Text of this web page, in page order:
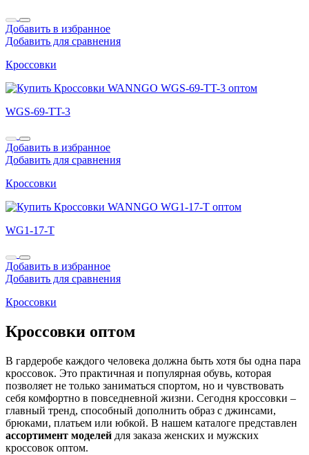
Добавить в избранное
Добавить для сравнения
Кроссовки
WGS-69-TT-3
Добавить в избранное
Добавить для сравнения
Кроссовки
WG1-17-T
Добавить в избранное
Добавить для сравнения
Кроссовки
Кроссовки оптом
В гардеробе каждого человека должна быть хотя бы одна пара
кроссовок. Это практичная и популярная обувь, которая
позволяет не только заниматься спортом, но и чувствовать
себя комфортно в повседневной жизни. Сегодня кроссовки –
главный тренд, способный дополнить образ с джинсами,
брюками, платьем или юбкой. В нашем каталоге представлен
ассортимент моделей для заказа женских и мужских
кроссовок оптом.